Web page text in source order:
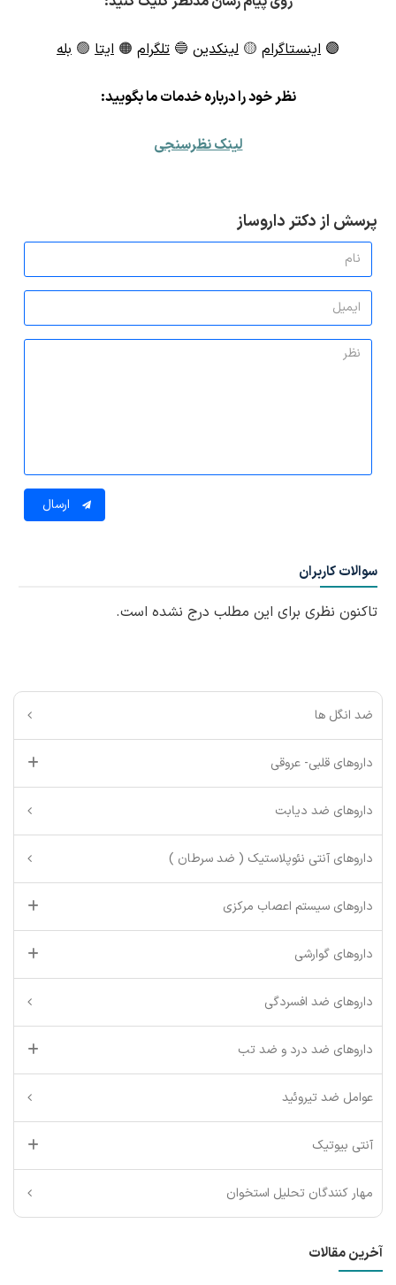
🟣 اینستاگرام 🟡 لینکدین 🔵 تلگرام 🟠 ایتا 🟢 بله
نظر خود را درباره خدمات ما بگویید:
لینک نظرسنجی
پرسش از دکتر داروساز
ارسال
سوالات کاربران
تاکنون نظری برای این مطلب درج نشده است.
ضد انگل ها
داروهای قلبی- عروقی
داروهای ضد دیابت
داروهای آنتی نئوپلاستیک ( ضد سرطان )
داروهای سیستم اعصاب مرکزی
داروهای گوارشی
داروهای ضد افسردگی
داروهای ضد درد و ضد تب
عوامل ضد تیروئید
آنتی بیوتیک
مهار کنندگان تحلیل استخوان
آخرین مقالات